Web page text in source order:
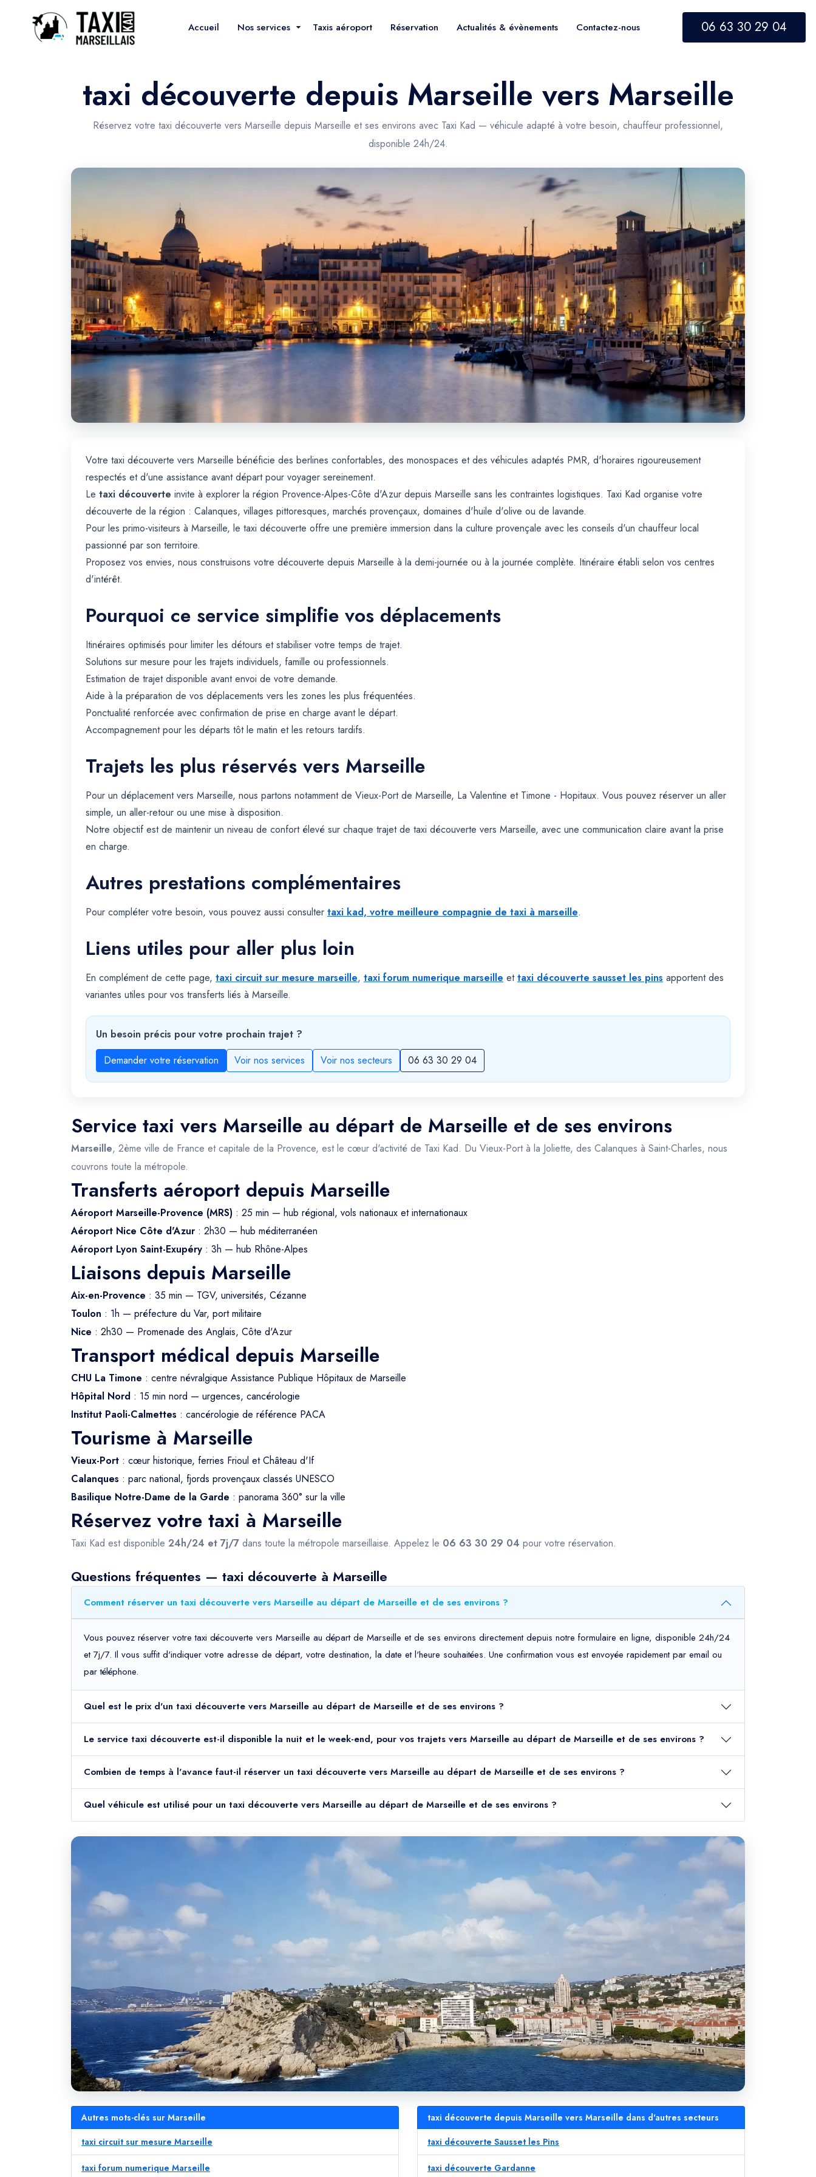
Accueil Nos services Taxis aéroport Réservation Actualités & évènements Contactez-nous 06 63 30 29 04
taxi découverte depuis Marseille vers Marseille
Réservez votre taxi découverte vers Marseille depuis Marseille et ses environs avec Taxi Kad — véhicule adapté à votre besoin, chauffeur professionnel,
disponible 24h/24.
Votre taxi découverte vers Marseille bénéficie des berlines confortables, des monospaces et des véhicules adaptés PMR, d'horaires rigoureusement
respectés et d'une assistance avant départ pour voyager sereinement.
Le taxi découverte invite à explorer la région Provence-Alpes-Côte d'Azur depuis Marseille sans les contraintes logistiques. Taxi Kad organise votre
découverte de la région : Calanques, villages pittoresques, marchés provençaux, domaines d'huile d'olive ou de lavande.
Pour les primo-visiteurs à Marseille, le taxi découverte offre une première immersion dans la culture provençale avec les conseils d'un chauffeur local
passionné par son territoire.
Proposez vos envies, nous construisons votre découverte depuis Marseille à la demi-journée ou à la journée complète. Itinéraire établi selon vos centres
d'intérêt.
Pourquoi ce service simplifie vos déplacements
Itinéraires optimisés pour limiter les détours et stabiliser votre temps de trajet.
Solutions sur mesure pour les trajets individuels, famille ou professionnels.
Estimation de trajet disponible avant envoi de votre demande.
Aide à la préparation de vos déplacements vers les zones les plus fréquentées.
Ponctualité renforcée avec confirmation de prise en charge avant le départ.
Accompagnement pour les départs tôt le matin et les retours tardifs.
Trajets les plus réservés vers Marseille
Pour un déplacement vers Marseille, nous partons notamment de Vieux-Port de Marseille, La Valentine et Timone - Hopitaux. Vous pouvez réserver un aller
simple, un aller-retour ou une mise à disposition.
Notre objectif est de maintenir un niveau de confort élevé sur chaque trajet de taxi découverte vers Marseille, avec une communication claire avant la prise
en charge.
Autres prestations complémentaires
Pour compléter votre besoin, vous pouvez aussi consulter taxi kad, votre meilleure compagnie de taxi à marseille.
Liens utiles pour aller plus loin
En complément de cette page, taxi circuit sur mesure marseille, taxi forum numerique marseille ettaxi découverte sausset les pins apportent des
variantes utiles pour vos transferts liés à Marseille.
Un besoin précis pour votre prochain trajet ?
Demander votre réservation
Voir nos services Voir nos secteurs 06 63 30 29 04
Service taxi vers Marseille au départ de Marseille et de ses environs
Marseille, 2ème ville de France et capitale de la Provence, est le cœur d'activité de Taxi Kad. Du Vieux-Port à la Joliette, des Calanques à Saint-Charles, nous
couvrons toute la métropole.
Transferts aéroport depuis Marseille
Aéroport Marseille-Provence (MRS) : 25 min — hub régional, vols nationaux et internationaux
Aéroport Nice Côte d'Azur : 2h30 — hub méditerranéen
Aéroport Lyon Saint-Exupéry : 3h — hub Rhône-Alpes
Liaisons depuis Marseille
Aix-en-Provence : 35 min — TGV, universités, Cézanne
Toulon : 1h — préfecture du Var, port militaire
Nice : 2h30 — Promenade des Anglais, Côte d'Azur
Transport médical depuis Marseille
CHU La Timone : centre névralgique Assistance Publique Hôpitaux de Marseille
Hôpital Nord : 15 min nord — urgences, cancérologie
Institut Paoli-Calmettes : cancérologie de référence PACA
Tourisme à Marseille
Vieux-Port : cœur historique, ferries Frioul et Château d'If
Calanques : parc national, fjords provençaux classés UNESCO
Basilique Notre-Dame de la Garde : panorama 360° sur la ville
Réservez votre taxi à Marseille
Taxi Kad est disponible 24h/24 et 7j/7 dans toute la métropole marseillaise. Appelez le 06 63 30 29 04 pour votre réservation.
Questions fréquentes — taxi découverte à Marseille
Comment réserver un taxi découverte vers Marseille au départ de Marseille et de ses environs ?
Vous pouvez réserver votre taxi découverte vers Marseille au départ de Marseille et de ses environs directement depuis notre formulaire en ligne, disponible 24h/24
et 7j/7. Il vous suffit d'indiquer votre adresse de départ, votre destination, la date et l'heure souhaitées. Une confirmation vous est envoyée rapidement par email ou
par téléphone.
Quel est le prix d'un taxi découverte vers Marseille au départ de Marseille et de ses environs ?
Le service taxi découverte est-il disponible la nuit et le week-end, pour vos trajets vers Marseille au départ de Marseille et de ses environs ?
Combien de temps à l'avance faut-il réserver un taxi découverte vers Marseille au départ de Marseille et de ses environs ?
Quel véhicule est utilisé pour un taxi découverte vers Marseille au départ de Marseille et de ses environs ?
Autres mots-clés sur Marseille
taxi circuit sur mesure Marseille
taxi forum numerique Marseille
taxi découverte depuis Marseille vers Marseille dans d'autres secteurs
taxi découverte Sausset les Pins
taxi découverte Gardanne